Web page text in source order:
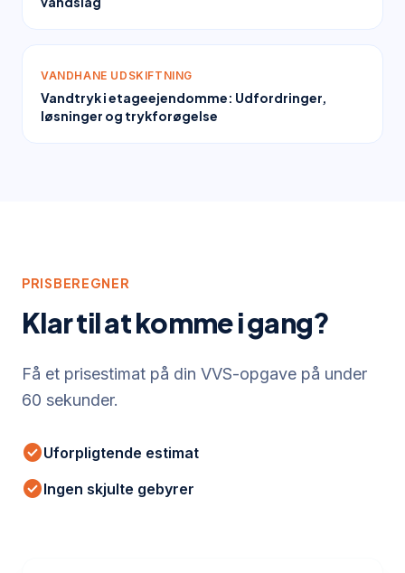
VANDHANE UDSKIFTNING
Vandtryk i etageejendomme: Udfordringer,
løsninger og trykforøgelse
PRISBEREGNER
Klar til at komme i gang?
Få et prisestimat på din VVS-opgave på under
60 sekunder.
check_circleUforpligtende estimat
check_circleIngen skjulte gebyrer